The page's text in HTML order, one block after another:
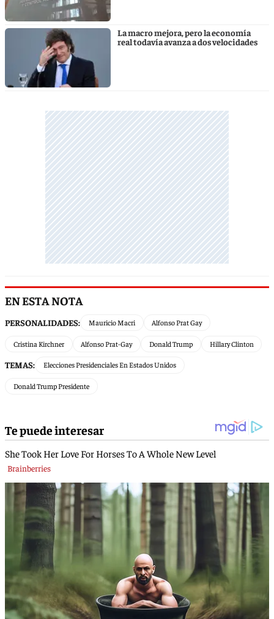
La macro mejora, pero la economía
real todavía avanza a dos velocidades
EN ESTA NOTA
PERSONALIDADES: Mauricio Macri Alfonso Prat Gay
Cristina Kirchner Alfonso Prat-Gay Donald Trump Hillary Clinton
TEMAS: Elecciones Presidenciales En Estados Unidos
Donald Trump Presidente